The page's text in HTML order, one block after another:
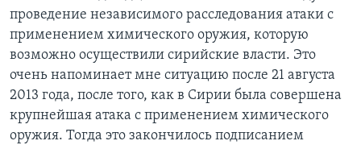
проведение независимого расследования атаки с
применением химического оружия, которую
возможно осуществили сирийские власти. Это
очень напоминает мне ситуацию после 21 августа
2013 года, после того, как в Сирии была совершена
крупнейшая атака с применением химического
оружия. Тогда это закончилось подписанием